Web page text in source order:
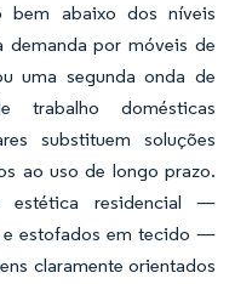
bem abaixo dos níveis
demanda por móveis de
uma segunda onda de
trabalho domésticas
substituem soluções
ao uso de longo prazo.
estética residencial —
e estofados em tecido —
claramente orientados